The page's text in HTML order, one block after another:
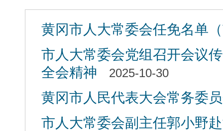
黄冈市人大常委会任免名单
市人大常委会党组召开会议
全会精神
2025-10-30
黄冈市人民代表大会常务委
市人大常委会副主任郭小野